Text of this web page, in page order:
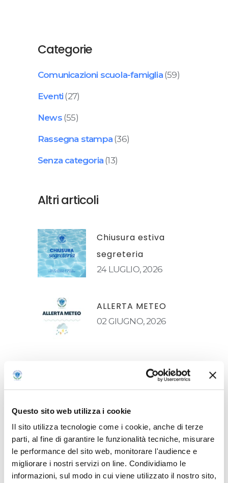
Questo sito web utilizza i cookie
Il sito utilizza tecnologie come i cookie, anche di terze
parti, al fine di garantire le funzionalità tecniche, misurare
le performance del sito web, monitorare l'audience e
migliorare i nostri servizi on line. Condividiamo le
informazioni, sul modo in cui viene utilizzato il nostro sito,
Categorie
Comunicazioni scuola-famiglia(59)
Eventi(27)
News(55)
Rassegna stampa(36)
Senza categoria(13)
Altri articoli
Chiusura estiva
segreteria
24 LUGLIO, 2026
ALLERTA METEO
02 GIUGNO, 2026
SITO ORIENTAMENTO
GIANELLI CAMPUS
13 NOVEMBRE, 2025
ALLERTA METEO
22 OTTOBRE, 2025